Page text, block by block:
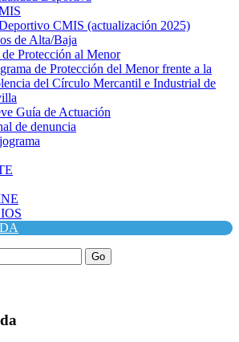
CMIS (actualización 2025)
de Alta/Baja
Protección al Menor
de Protección del Menor frente a la
del Círculo Mercantil e Industrial de
Guía de Actuación
de denuncia
Go